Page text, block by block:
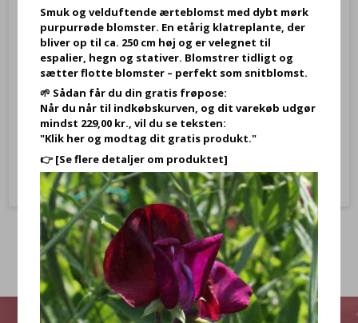
(H:12 CM) guldblade på kjolen, Glasengel i frosted glas med LED
lys med, julebelysning, lyskæde i glaskugle, glaskugle med
ledbelysning
179,90 DKK
Vis produkt
Smuk og velduftende ærteblomst med dybt mørk
purpurrøde blomster. En etårig klatreplante, der
bliver op til ca. 250 cm høj og er velegnet til
espalier, hegn og stativer. Blomstrer tidligt og
sætter flotte blomster – perfekt som snitblomst.
🌱 Sådan får du din gratis frøpose:
Når du når til indkøbskurven, og dit varekøb udgør
mindst 229,00 kr., vil du se teksten:
"Klik her og modtag dit gratis produkt."
👉[Se flere detaljer om produktet]